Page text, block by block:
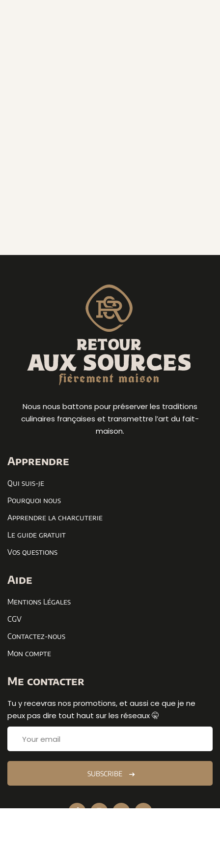
Nous nous battons pour préserver les traditions
culinaires françaises et transmettre l’art du fait-
maison.
Apprendre
Qui suis-je
Pourquoi nous
Apprendre la charcuterie
Le guide gratuit
Vos questions
Aide
Mentions Légales
CGV
Contactez-nous
Mon compte
Me contacter
Tu y recevras nos promotions, et aussi ce que je ne
peux pas dire tout haut sur les réseaux 🤫
SUBSCRIBE